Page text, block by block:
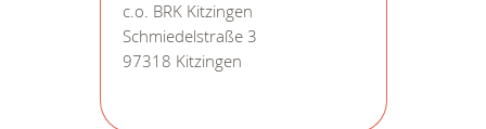
c.o. BRK Kitzingen
Schmiedelstraße 3
97318 Kitzingen